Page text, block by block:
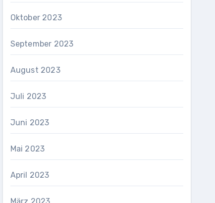
Oktober 2023
September 2023
August 2023
Juli 2023
Juni 2023
Mai 2023
April 2023